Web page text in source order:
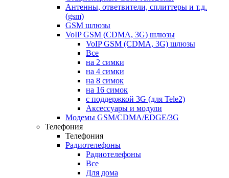
Антенны, ответвители, сплиттеры и т.д.
(gsm)
GSM шлюзы
VoIP GSM (CDMA, 3G) шлюзы
VoIP GSM (CDMA, 3G) шлюзы
Все
на 2 симки
на 4 симки
на 8 симок
на 16 симок
с поддержкой 3G (для Tele2)
Аксессуары и модули
Модемы GSM/CDMA/EDGE/3G
Телефония
Телефония
Радиотелефоны
Радиотелефоны
Все
Для дома